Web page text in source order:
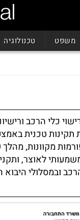
משפט טכנולוגיה
כלי הרכב
תקינות טכנית
מקוונות,
לאוצר,
הרכב ובמסלולי